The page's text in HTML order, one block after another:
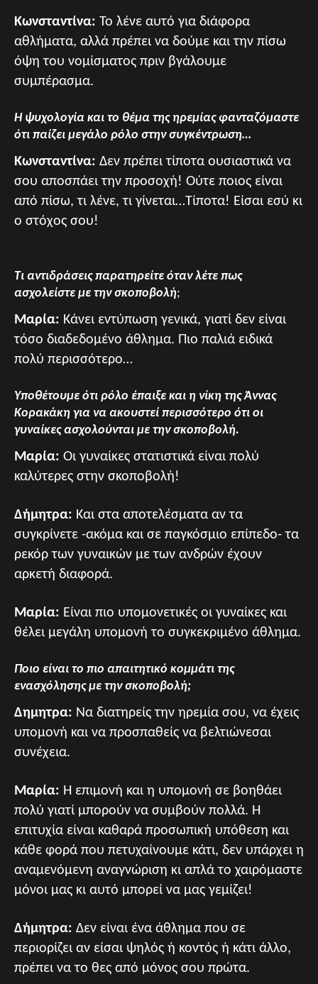
Κωνσταντίνα: Το λένε αυτό για διάφορα
αθλήματα, αλλά πρέπει να δούμε και την πίσω
όψη του νομίσματος πριν βγάλουμε
συμπέρασμα.
Η ψυχολογία και το θέμα της ηρεμίας φανταζόμαστε
ότι παίζει μεγάλο ρόλο στην συγκέντρωση…
Κωνσταντίνα: Δεν πρέπει τίποτα ουσιαστικά να
σου αποσπάει την προσοχή! Ούτε ποιος είναι
από πίσω, τι λένε, τι γίνεται…Τίποτα! Είσαι εσύ κι
ο στόχος σου!
Τι αντιδράσεις παρατηρείτε όταν λέτε πως
ασχολείστε με την σκοποβολή;
Μαρία: Κάνει εντύπωση γενικά, γιατί δεν είναι
τόσο διαδεδομένο άθλημα. Πιο παλιά ειδικά
πολύ περισσότερο…
Υποθέτουμε ότι ρόλο έπαιξε και η νίκη της Άννας
Κορακάκη για να ακουστεί περισσότερο ότι οι
γυναίκες ασχολούνται με την σκοποβολή.
Μαρία: Οι γυναίκες στατιστικά είναι πολύ
καλύτερες στην σκοποβολή!
Δήμητρα: Και στα αποτελέσματα αν τα
συγκρίνετε -ακόμα και σε παγκόσμιο επίπεδο- τα
ρεκόρ των γυναικών με των ανδρών έχουν
αρκετή διαφορά.
Μαρία: Είναι πιο υπομονετικές οι γυναίκες και
θέλει μεγάλη υπομονή το συγκεκριμένο άθλημα.
Ποιο είναι το πιο απαιτητικό κομμάτι της
ενασχόλησης με την σκοποβολή;
Δημητρα: Να διατηρείς την ηρεμία σου, να έχεις
υπομονή και να προσπαθείς να βελτιώνεσαι
συνέχεια.
Μαρία: Η επιμονή και η υπομονή σε βοηθάει
πολύ γιατί μπορούν να συμβούν πολλά. Η
επιτυχία είναι καθαρά προσωπική υπόθεση και
κάθε φορά που πετυχαίνουμε κάτι, δεν υπάρχει η
αναμενόμενη αναγνώριση κι απλά το χαιρόμαστε
μόνοι μας κι αυτό μπορεί να μας γεμίζει!
Δήμητρα: Δεν είναι ένα άθλημα που σε
περιορίζει αν είσαι ψηλός ή κοντός ή κάτι άλλο,
πρέπει να το θες από μόνος σου πρώτα.